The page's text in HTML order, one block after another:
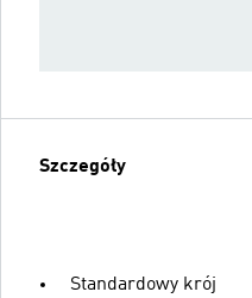
Szczegóły
Standardowy krój